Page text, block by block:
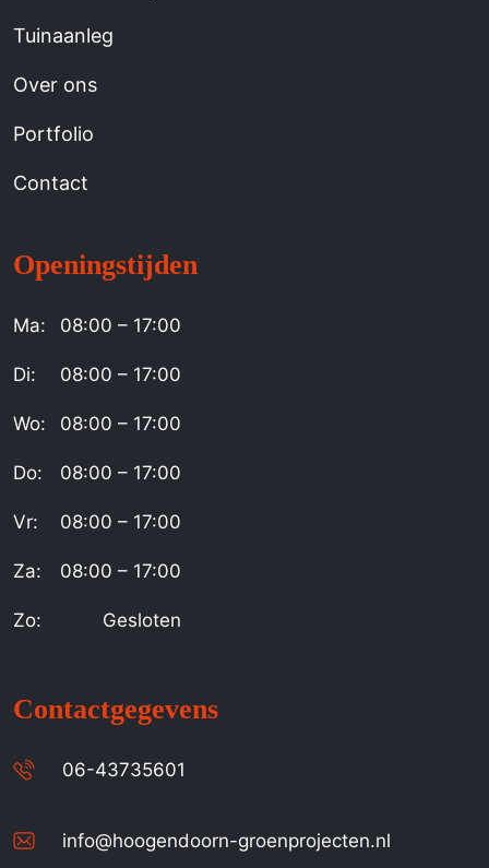
Tuinaanleg
Over ons
Portfolio
Contact
Openingstijden
Ma: 08:00 – 17:00
Di: 08:00 – 17:00
Wo: 08:00 – 17:00
Do: 08:00 – 17:00
Vr: 08:00 – 17:00
Za: 08:00 – 17:00
Zo: Gesloten
Contactgegevens
06-43735601
info@hoogendoorn-groenprojecten.nl